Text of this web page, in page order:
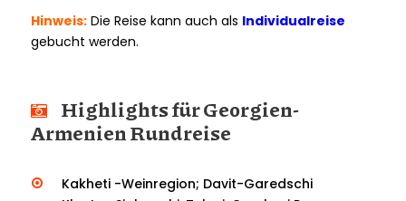
Hinweis: Die Reise kann auch als Individualreise
gebucht werden.
Highlights für Georgien-
Armenien Rundreise
Kakheti -Weinregion; Davit-Garedschi